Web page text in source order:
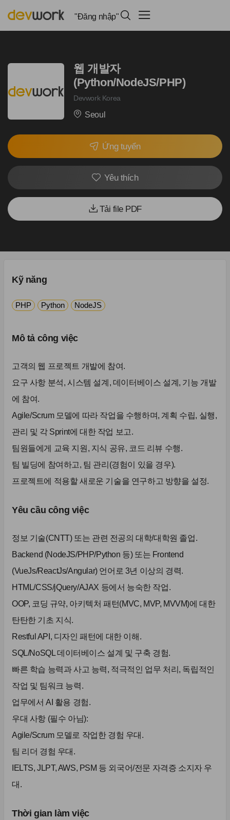
"Đăng nhập"
웹 개발자
(Python/NodeJS/PHP)
Devwork Korea
Seoul
Ứng tuyển
Yêu thích
Tải file PDF
Kỹ năng
PHP Python NodeJS
Mô tả công việc
고객의 웹 프로젝트 개발에 참여.
요구 사항 분석, 시스템 설계, 데이터베이스 설계, 기능 개발
에 참여.
Agile/Scrum 모델에 따라 작업을 수행하며, 계획 수립, 실행,
관리 및 각 Sprint에 대한 작업 보고.
팀원들에게 교육 지원, 지식 공유, 코드 리뷰 수행.
팀 빌딩에 참여하고, 팀 관리(경험이 있을 경우).
프로젝트에 적용할 새로운 기술을 연구하고 방향을 설정.
Yêu cầu công việc
정보 기술(CNTT) 또는 관련 전공의 대학/대학원 졸업.
Backend (NodeJS/PHP/Python 등) 또는 Frontend
(VueJs/ReactJs/Angular) 언어로 3년 이상의 경력.
HTML/CSS/jQuery/AJAX 등에서 능숙한 작업.
OOP, 코딩 규약, 아키텍처 패턴(MVC, MVP, MVVM)에 대한
탄탄한 기초 지식.
Restful API, 디자인 패턴에 대한 이해.
SQL/NoSQL 데이터베이스 설계 및 구축 경험.
빠른 학습 능력과 사고 능력, 적극적인 업무 처리, 독립적인
작업 및 팀워크 능력.
업무에서 AI 활용 경험.
우대 사항 (필수 아님):
Agile/Scrum 모델로 작업한 경험 우대.
팀 리더 경험 우대.
IELTS, JLPT, AWS, PSM 등 외국어/전문 자격증 소지자 우
대.
Thời gian làm việc